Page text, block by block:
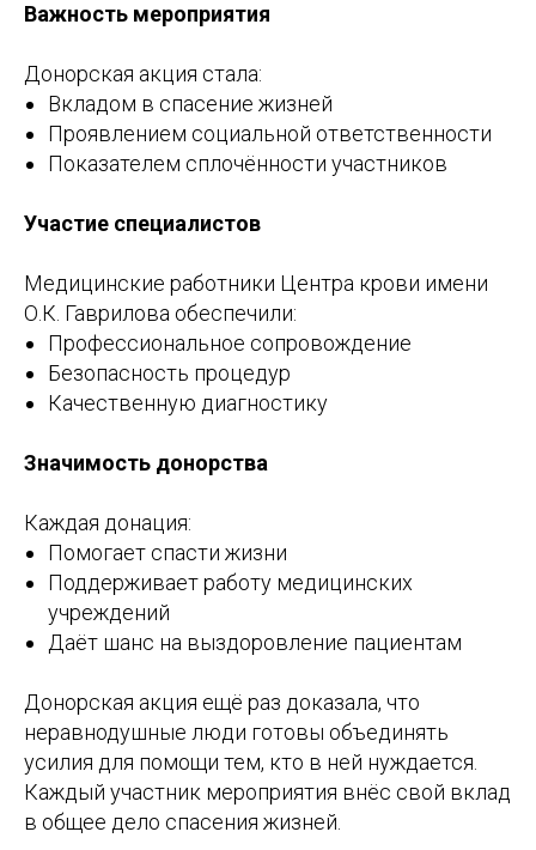
Важность мероприятия
Донорская акция стала:
Вкладом в спасение жизней
Проявлением социальной ответственности
Показателем сплочённости участников
Участие специалистов
Медицинские работники Центра крови имени
О.К. Гаврилова обеспечили:
Профессиональное сопровождение
Безопасность процедур
Качественную диагностику
Значимость донорства
Каждая донация:
Помогает спасти жизни
Поддерживает работу медицинских
учреждений
Даёт шанс на выздоровление пациентам
Донорская акция ещё раз доказала, что
неравнодушные люди готовы объединять
усилия для помощи тем, кто в ней нуждается.
Каждый участник мероприятия внёс свой вклад
в общее дело спасения жизней.